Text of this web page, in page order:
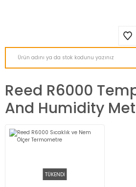
Reed R6000
And Humidity
TÜKENDİ